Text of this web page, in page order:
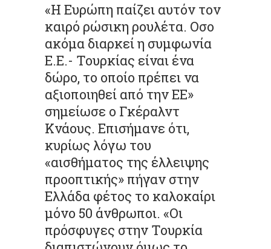
«Η Ευρώπη παίζει αυτόν τον
καιρό ρώσικη ρουλέτα. Οσο
ακόμα διαρκεί η συμφωνία
Ε.Ε.- Τουρκίας είναι ένα
δώρο, το οποίο πρέπει να
αξιοποιηθεί από την ΕΕ»
σημείωσε ο Γκέραλντ
Κνάους. Επισήμανε ότι,
κυρίως λόγω του
«αισθήματος της έλλειψης
προοπτικής» πήγαν στην
Ελλάδα φέτος το καλοκαίρι
μόνο 50 άνθρωποι. «Οι
πρόσφυγες στην Τουρκία